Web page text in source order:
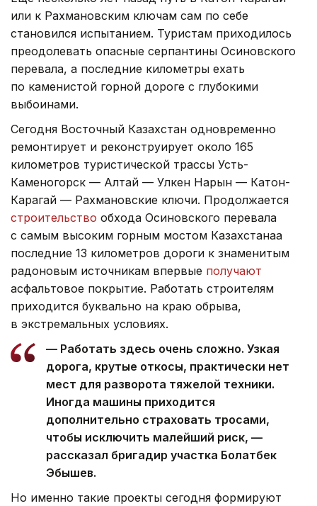
или к Рахмановским ключам сам по себе
становился испытанием. Туристам приходилось
преодолевать опасные серпантины Осиновского
перевала, а последние километры ехать
по каменистой горной дороге с глубокими
выбоинами.
Сегодня Восточный Казахстан одновременно
ремонтирует и реконструирует около 165
километров туристической трассы Усть-
Каменогорск — Алтай — Улкен Нарын — Катон-
Карагай — Рахмановские ключи. Продолжается
строительство обхода Осиновского перевала
с самым высоким горным мостом Казахстанаа
последние 13 километров дороги к знаменитым
радоновым источникам впервые получают
асфальтовое покрытие. Работать строителям
приходится буквально на краю обрыва,
в экстремальных условиях.
— Работать здесь очень сложно. Узкая
дорога, крутые откосы, практически нет
мест для разворота тяжелой техники.
Иногда машины приходится
дополнительно страховать тросами,
чтобы исключить малейший риск, —
рассказал бригадир участка Болатбек
Эбышев.
Но именно такие проекты сегодня формируют